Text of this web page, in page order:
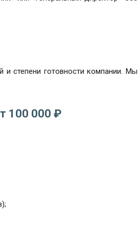
и степени готовности компании. Мы
100 000 ₽